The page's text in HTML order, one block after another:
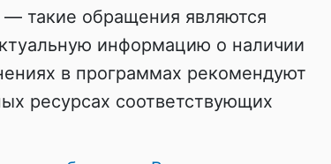
— такие обращения являются
информацию о наличии
в программах рекомендуют
ресурсах соответствующих